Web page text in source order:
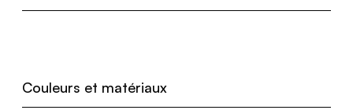
Couleurs et matériaux